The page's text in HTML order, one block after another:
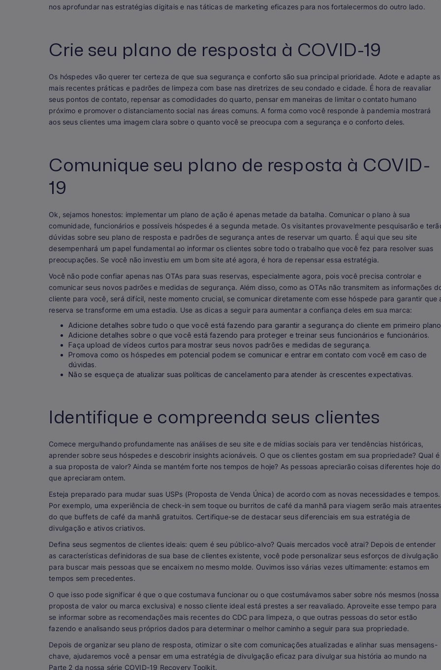
nos aprofundar nas estratégias digitais e nas táticas de marketing eficazes para nos fortalecermos do outro lado.
Crie seu plano de resposta à COVID-19
Os hóspedes vão querer ter certeza de que sua segurança e conforto são sua principal prioridade. Adote e adapte as
mais recentes práticas e padrões de limpeza com base nas diretrizes de seu condado e cidade. É hora de reavaliar
seus pontos de contato, repensar as comodidades do quarto, pensar em maneiras de limitar o contato humano
próximo e promover o distanciamento social nas áreas comuns. A forma como você responde à pandemia mostrará
aos seus clientes uma imagem clara sobre o quanto você se preocupa com a segurança e o conforto deles.
Comunique seu plano de resposta à COVID-
19
Ok, sejamos honestos: implementar um plano de ação é apenas metade da batalha. Comunicar o plano à sua
comunidade, funcionários e possíveis hóspedes é a segunda metade. Os visitantes provavelmente pesquisarão e
dúvidas sobre seu plano de resposta e padrões de segurança antes de reservar um quarto. É aqui que seu site
desempenhará um papel fundamental ao informar os clientes sobre todo o trabalho que você fez para resolver suas
preocupações. Se você não investiu em um bom site até agora, é hora de repensar essa estratégia.
Você não pode confiar apenas nas OTAs para suas reservas, especialmente agora, pois você precisa controlar e
comunicar seus novos padrões e medidas de segurança. Além disso, como as OTAs não transmitem as informações
cliente para você, será difícil, neste momento crucial, se comunicar diretamente com esse hóspede para garantir que
reserva se transforme em uma estadia. Use as dicas a seguir para aumentar a confiança deles em sua marca:
Adicione detalhes sobre tudo o que você está fazendo para garantir a segurança do cliente em primeiro
Adicione detalhes sobre o que você está fazendo para proteger e treinar seus funcionários e funcionários.
Faça upload de vídeos curtos para mostrar seus novos padrões e medidas de segurança.
Promova como os hóspedes em potencial podem se comunicar e entrar em contato com você em caso de
dúvidas.
Não se esqueça de atualizar suas políticas de cancelamento para atender às crescentes expectativas.
Identifique e compreenda seus clientes
Comece mergulhando profundamente nas análises de seu site e de mídias sociais para ver tendências históricas,
aprender sobre seus hóspedes e descobrir insights acionáveis. O que os clientes gostam em sua propriedade? Qual é
a sua proposta de valor? Ainda se mantém forte nos tempos de hoje? As pessoas apreciarão coisas diferentes hoje do
que apreciaram ontem.
Esteja preparado para mudar suas USPs (Proposta de Venda Única) de acordo com as novas necessidades e tempos.
Por exemplo, uma experiência de check-in sem toque ou burritos de café da manhã para viagem serão mais atraentes
do que buffets de café da manhã gratuitos. Certifique-se de destacar seus diferenciais em sua estratégia de
divulgação e ativos criativos.
Defina seus segmentos de clientes ideais: quem é seu público-alvo? Quais mercados você atrai? Depois de entender
as características definidoras de sua base de clientes existente, você pode personalizar seus esforços de divulgação
para buscar mais pessoas que se encaixem no mesmo molde. Ouvimos isso várias vezes ultimamente: estamos em
tempos sem precedentes.
O que isso pode significar é que o que costumava funcionar ou o que costumávamos saber sobre nós mesmos (nossa
proposta de valor ou marca exclusiva) e nosso cliente ideal está prestes a ser reavaliado. Aproveite esse tempo para
se informar sobre as recomendações mais recentes do CDC para limpeza, o que outras pessoas do setor estão
fazendo e analisando seus próprios dados para determinar o melhor caminho a seguir para sua propriedade.
Depois de organizar seu plano de resposta, otimizar o site com comunicações atualizadas e alinhar suas mensagens-
chave, ajudaremos você a pensar em uma estratégia de divulgação eficaz para divulgar sua história ao mundo na
Parte 2 da nossa série COVID-19 Recovery Toolkit.